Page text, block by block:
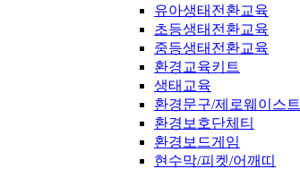
유아생태전환교육
초등생태전환교육
중등생태전환교육
환경교육키트
생태교육
환경문구/제로웨이스트
환경보호단체티
환경보드게임
현수막/피켓/어깨띠